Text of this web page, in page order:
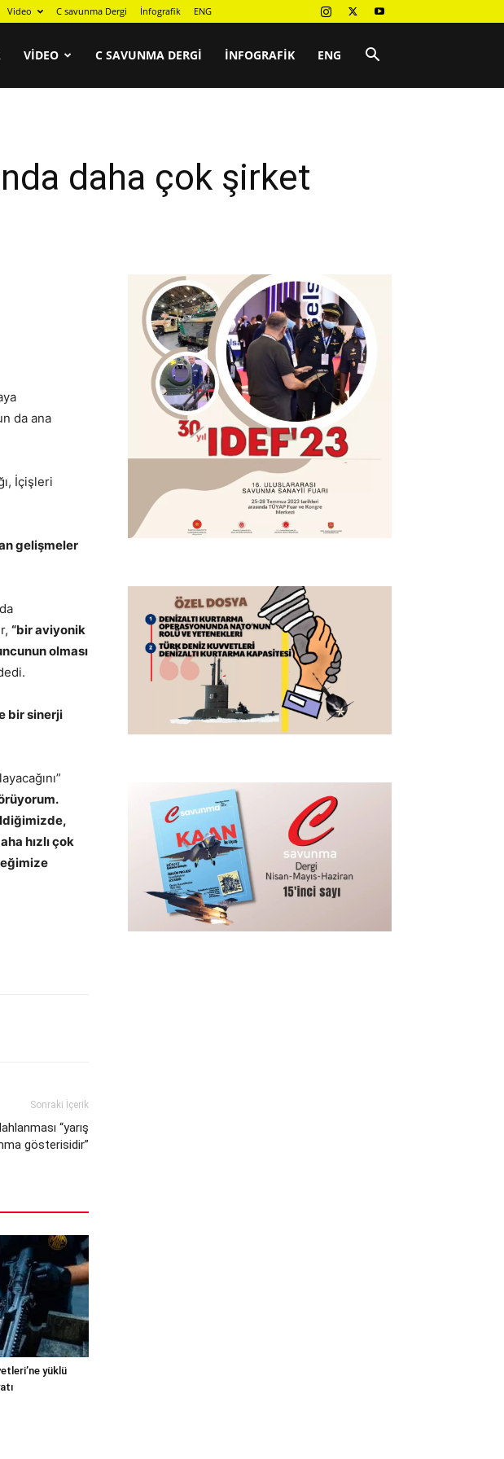
Video C savunma Dergi İnfografik ENG
VIDEO C SAVUNMA DERGI İNFOGRAFIK ENG
daha çok şirket
da ana
İçişleri
gelişmeler
“bir aviyonik
olması
bir sinerji
hızlı çok
Sonraki İçerik
“yarış
gösterisidir”
yüklü